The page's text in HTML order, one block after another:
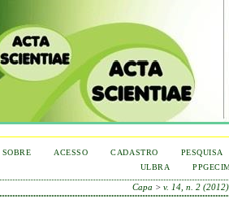
SOBRE ACESSO CADASTRO
PESQUISA
ULBRA
Capa >v. 14, n. 2 (2012)